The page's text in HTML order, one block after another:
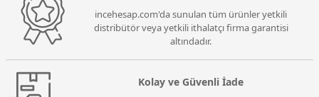
incehesap.com'da sunulan tüm ürünler yetkili
distribütör veya yetkili ithalatçı firma garantisi
altındadır.
Kolay ve Güvenli İade